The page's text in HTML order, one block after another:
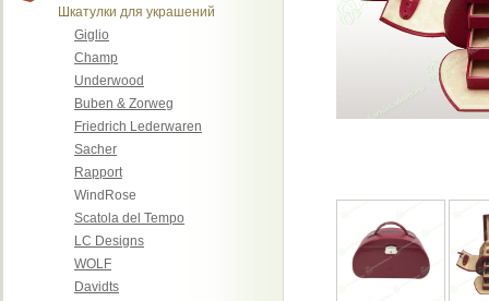
Шкатулки для украшений
Giglio
Champ
Underwood
Buben & Zorweg
Friedrich Lederwaren
Sacher
Rapport
WindRose
Scatola del Tempo
LC Designs
WOLF
Davidts